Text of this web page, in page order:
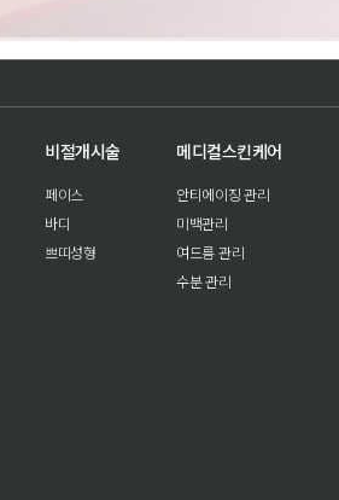
비절개시술
페이스
바디
쁘띠성형
메디컬스킨케어
안티에이징 관리
미백관리
여드름 관리
수분 관리